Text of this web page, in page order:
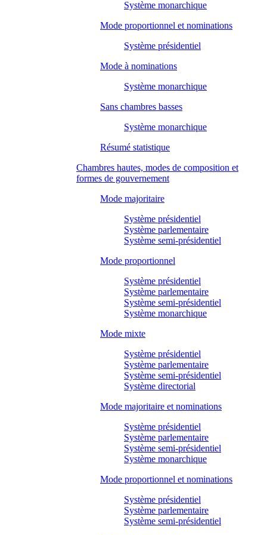
Système monarchique
Mode proportionnel et nominations
Système présidentiel
Mode à nominations
Système monarchique
Sans chambres basses
Système monarchique
Résumé statistique
Chambres hautes, modes de composition et
formes de gouvernement
Mode majoritaire
Système présidentiel
Système parlementaire
Système semi-présidentiel
Mode proportionnel
Système présidentiel
Système parlementaire
Système semi-présidentiel
Système monarchique
Mode mixte
Système présidentiel
Système parlementaire
Système semi-présidentiel
Système directorial
Mode majoritaire et nominations
Système présidentiel
Système parlementaire
Système semi-présidentiel
Système monarchique
Mode proportionnel et nominations
Système présidentiel
Système parlementaire
Système semi-présidentiel